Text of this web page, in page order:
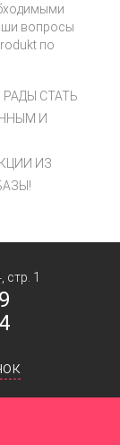
вопросы
по
СТАТЬ
И
ИЗ
стр. 1